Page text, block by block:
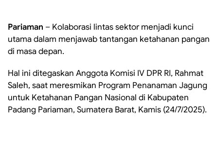
Pariaman – Kolaborasi lintas sektor menjadi kunci
utama dalam menjawab tantangan ketahanan pangan
di masa depan.
Hal ini ditegaskan Anggota Komisi IV DPR RI, Rahmat
Saleh, saat meresmikan Program Penanaman Jagung
untuk Ketahanan Pangan Nasional di Kabupaten
Padang Pariaman, Sumatera Barat, Kamis (24/7/2025).